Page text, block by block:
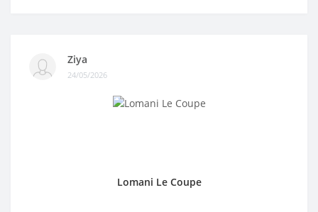
Ziya
24/05/2026
Lomani Le Coupe